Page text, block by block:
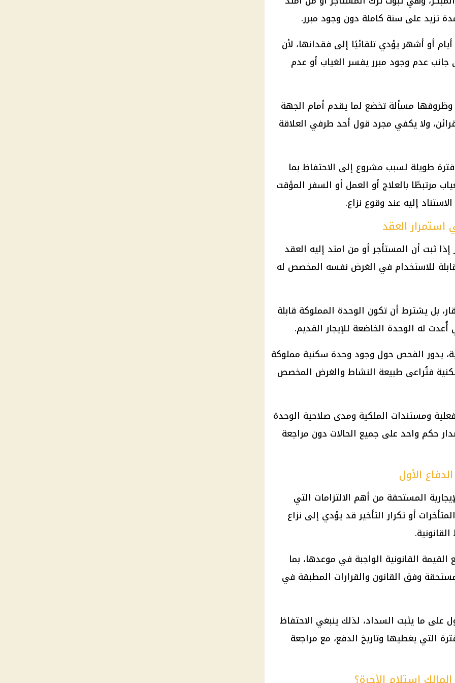
تزيد على سنة كاملة دون وجود مبرر.
أو أشهر يؤدي تلقائيًا إلى فقدانها، لأن
عدم وجود مبرر يفسر الغياب أو عدم
وظروفها مسألة تخضع لما يقدم أمام الجهة
ولا يكفي مجرد قول أحد طرفي العلاقة
طويلة لسبب مشروع إلى الاحتفاظ بما
مرتبطًا بالعلاج أو العمل أو السفر المؤقت
إليه عند وقوع نزاع.
العقد
إذا ثبت أن المستأجر أو من امتد إليه العقد
للاستخدام في الغرض نفسه المخصص له
بل يشترط أن تكون الوحدة المملوكة قابلة
له الوحدة الخاضعة للإيجار القديم.
يدور الفحص حول وجود وحدة سكنية مملوكة
فتُراعى طبيعة النشاط والغرض المخصص
ومستندات الملكية ومدى صلاحية الوحدة
حكم واحد على جميع الحالات دون مراجعة
الأول
المستحقة من أهم الالتزامات التي
أو تكرار التأخير قد يؤدي إلى نزاع
القانونية الواجبة في موعدها، بما
وفق القانون والقرارات المطبقة في
على ما يثبت السداد، لذلك ينبغي الاحتفاظ
التي يغطيها وتاريخ الدفع، مع مراجعة